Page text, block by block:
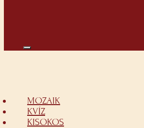
MOZAIK
KVÍZ
KISOKOS